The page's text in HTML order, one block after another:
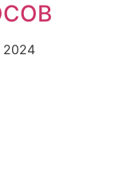
2024